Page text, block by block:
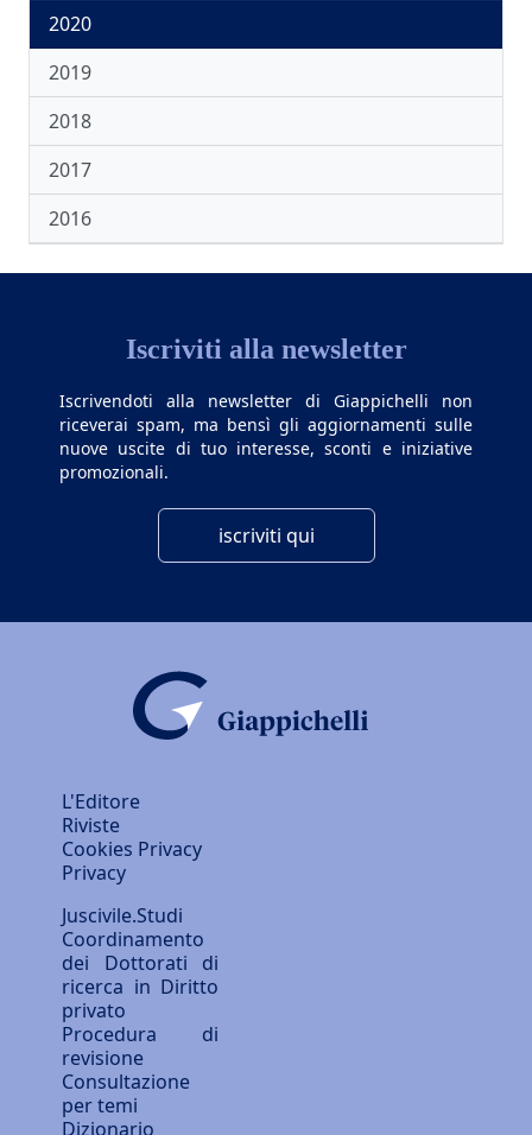
2020
2019
2018
2017
2016
Iscriviti alla newsletter
Iscrivendoti alla newsletter di Giappichelli non
riceverai spam, ma bensì gli aggiornamenti sulle
nuove uscite di tuo interesse, sconti e iniziative
promozionali.
iscriviti qui
L'Editore
Riviste
Cookies Privacy
Privacy
Juscivile.Studi
Coordinamento
dei Dottorati di
ricerca in Diritto
privato
Procedura di
revisione
Consultazione
per temi
Dizionario